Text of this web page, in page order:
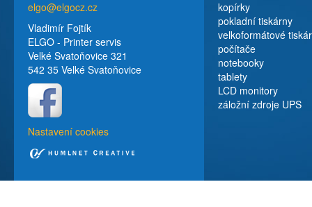
elgo@elgocz.cz
Vladimír Fojtík
ELGO - Printer servis
Velké Svatoňovice 321
542 35 Velké Svatoňovice
Nastavení cookies
kopírky
pokladní tiskárny
velkoformátové
počítače
notebooky
tablety
LCD monitory
záložní zdroje UPS